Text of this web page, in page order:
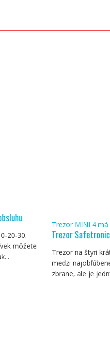
20-30.
môžete
Trezor MINI 4 má
Trezor
Trezor na štyri
medzi
zbrane, ale je